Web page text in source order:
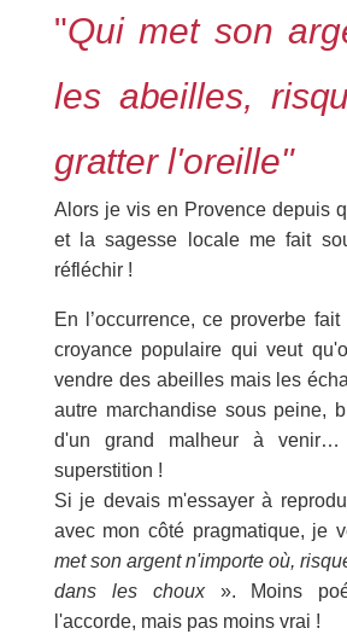
"Qui met son
les abeilles,
gratter l'oreille"
Alors je vis en Provence depuis
et la sagesse locale me fait
réfléchir !
En l’occurrence, ce proverbe
croyance populaire qui veut
vendre des abeilles mais les
autre marchandise sous peine,
d'un grand malheur à
superstition !
Si je devais m'essayer à
avec mon côté pragmatique, je
met son argent n'importe où,
dans les choux». Moins
l'accorde, mais pas moins vrai !